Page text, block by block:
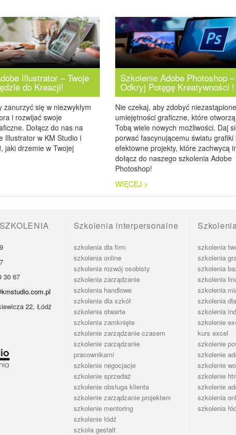
Illustrator – Twoje
do Kreacji!
zanurzyć się w niezwykłym
i rozwijać swoje
Dołącz do nas na
Illustrator w KM Studio i
jaki drzemie w Twojej
Szkolenie Adobe Photoshop –
Odkryj Potęgę Kreatywności !
Nie czekaj, aby zdobyć niezastąpione
umiejętności graficzne, które
Tobą wiele nowych możliwości. Daj
porwać fascynującemu światu grafiki
efektowne projekty, które zachwycą
dołącz do naszego szkolenia Adobe
Photoshop!
WIĘCEJ >
30 67
22, Łódź
Szkolenia interpersonalne
szkolenia dla firm
szkolenia online
szkolenia rozwój osobisty
szkolenia zarządzanie
szkolenia handlowe
szkolenia dla szkół
szkolenia otwarte
szkolenia zamknięte
szkolenie zarządzanie czasem
szkolenie zarządzanie
pracownikami
szkolenie negocjacje
szkolenie sprzedaż
szkolenie obsługa klienta
szkolenie zarządzanie projektem
szkolenie mentoring
szkolenie łódź
szkoła gestalt
szkolenia
szkolenia
szkolenia
szkolenia
szkolenia
szkolenia
szkolenia
szkolenie
kurs excel
szkolenie
szkolenie
szkolenie
szkolenie
szkolenie
szkolenia
szkolenia